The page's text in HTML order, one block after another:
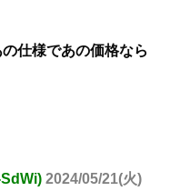
仕様であの価格なら
SdWi) 2024/05/21(火)